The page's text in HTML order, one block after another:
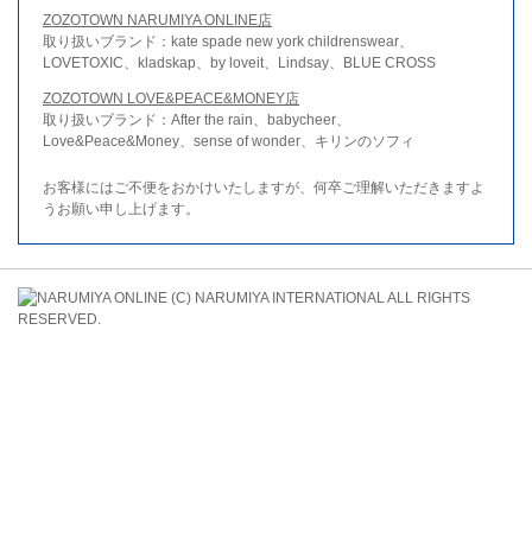
ZOZOTOWN NARUMIYA ONLINE店
取り扱いブランド：kate spade new york childrenswear、
LOVETOXIC、kladskap、by loveit、Lindsay、BLUE CROSS
ZOZOTOWN LOVE&PEACE&MONEY店
取り扱いブランド：After the rain、babycheer、
Love&Peace&Money、sense of wonder、キリンのソフィ
お客様にはご不便をおかけいたしますが、何卒ご理解いただきますよ
うお願い申し上げます。